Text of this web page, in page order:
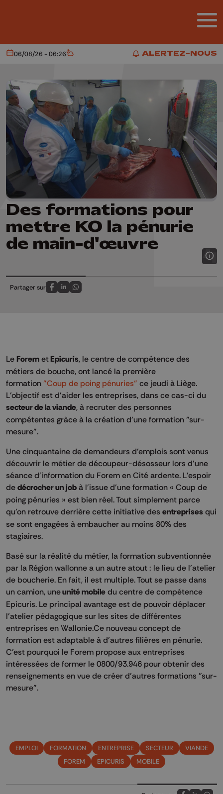
ALERTEZ-NOUS
ALERTEZ-NOUS
Aujourd'hui
06/08/26 - 06:26 Météo
Des formations pour
mettre KO la pénurie
de main-d'œuvre
Partager sur
Partagez sur FaceBook
Partagez sur LinkedIn
Partagez sur Whatsapp
Le Forem etEpicuris, le centre de compétence des
métiers de bouche, ont lancé la première
formation "Coup de poing pénuries" ce jeudi à Liège.
L'objectif est d'aider les entreprises, dans ce cas-ci du
secteur de la viande, à recruter des personnes
compétentes grâce à la création d'une formation "sur-
mesure".
Une cinquantaine de demandeurs d'emplois sont venus
découvrir le métier de découpeur-désosseur lors d'une
séance d'information du Forem en Cité ardente. L'espoir
de décrocher un job à l'issue d'une formation « Coup de
poing pénuries » est bien réel. Tout simplement parce
qu'on retrouve derrière cette initiative des entreprises qui
se sont engagées à embaucher au moins 80% des
stagiaires.
Basé sur la réalité du métier, la formation subventionnée
par la Région wallonne a un autre atout : le lieu de l'atelier
de boucherie. En fait, il est multiple. Tout se passe dans
un camion, uneunité mobile du centre de compétence
Epicuris. Le principal avantage est de pouvoir déplacer
l'atelier pédagogique sur les sites de différentes
entreprises en Wallonie.Ce nouveau concept de
formation est adaptable à d'autres filières en pénurie.
C'est pourquoi le Forem propose aux entreprises
intéressées de former le 0800/93.946 pour obtenir des
renseignements en vue de créer d'autres formations "sur-
mesure".
EMPLOI FORMATION ENTREPRISE SECTEUR
VIANDE
FOREM
EPICURIS MOBILE